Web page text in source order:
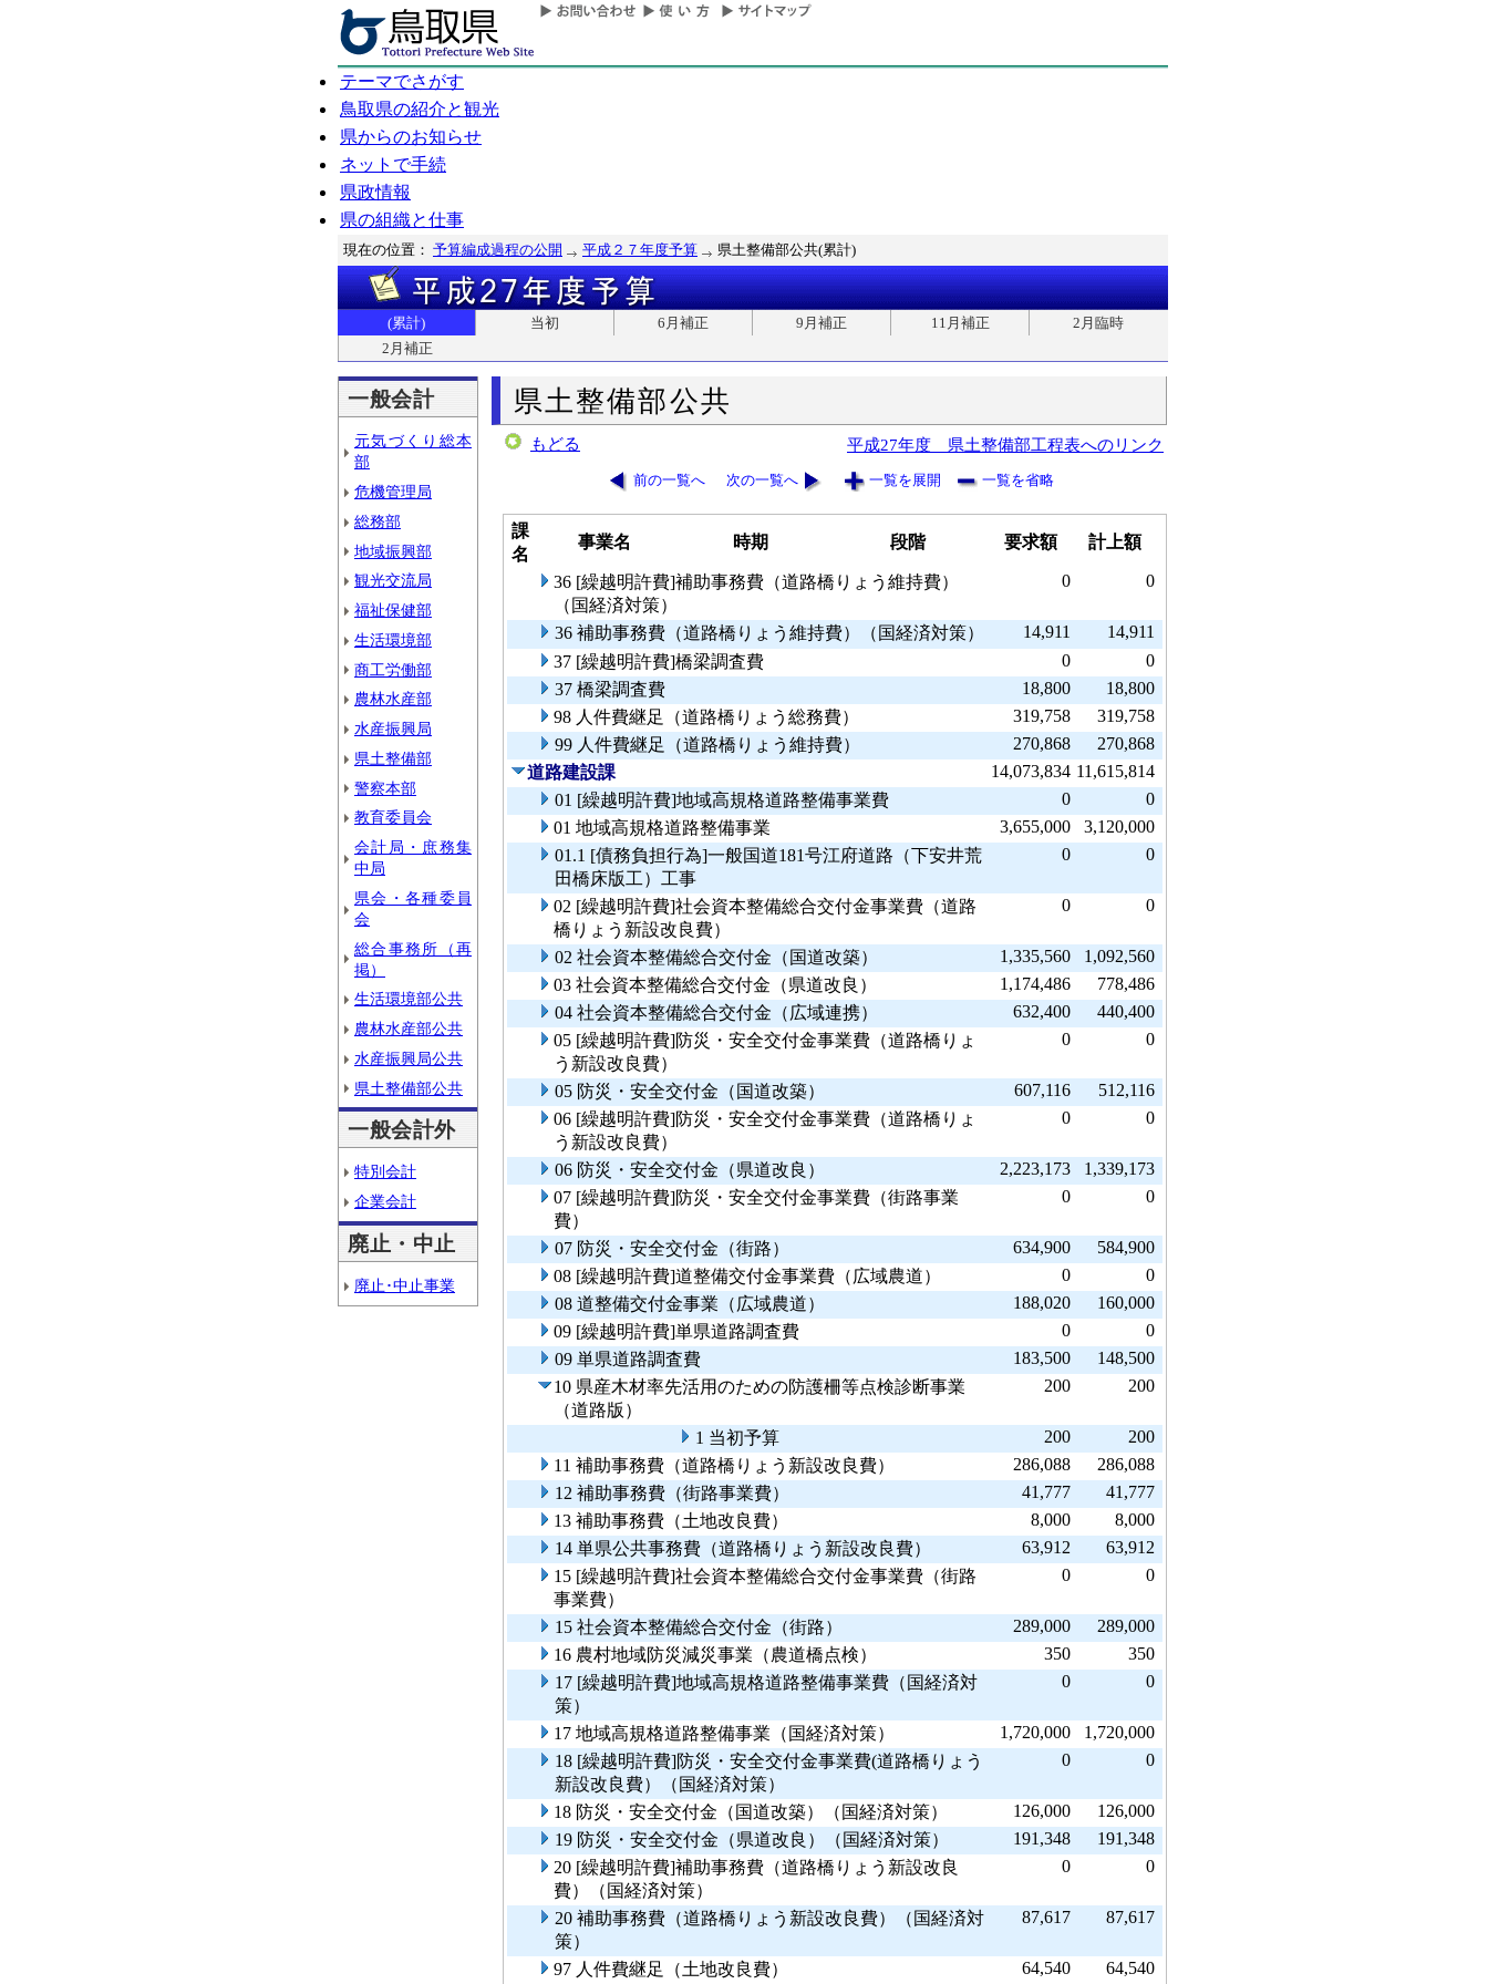
テーマでさがす
鳥取県の紹介と観光
県からのお知らせ
ネットで手続
県政情報
県の組織と仕事
現在の位置： 予算編成過程の公開 平成２７年度予算 県土整備部公共(累計)
(累計) 当初 6月補正 9月補正 11月補正
2月臨時
2月補正
一般会計
元気づくり総本
部
危機管理局
総務部
地域振興部
観光交流局
福祉保健部
生活環境部
商工労働部
農林水産部
水産振興局
県土整備部
警察本部
教育委員会
会計局・庶務集
中局
県会・各種委員
会
総合事務所（再
掲）
生活環境部公共
農林水産部公共
水産振興局公共
県土整備部公共
一般会計外
特別会計
企業会計
廃止・中止
廃止･中止事業
県土整備部公共
もどる 平成27年度 県土整備部工程表へのリンク
前の一覧へ 次の一覧へ 一覧を展開 一覧を省略
課
名
事業名 時期 段階 要求額 計上額
36 [繰越明許費]補助事務費（道路橋りょう維持費）
（国経済対策）
0 0
36 補助事務費（道路橋りょう維持費）（国経済対策） 14,911
14,911
37 [繰越明許費]橋梁調査費
0
0
37 橋梁調査費
18,800
18,800
98 人件費継足（道路橋りょう総務費）
319,758
319,758
99 人件費継足（道路橋りょう維持費）
270,868
270,868
道路建設課
14,073,834 11,615,814
01 [繰越明許費]地域高規格道路整備事業費
0
0
01 地域高規格道路整備事業
3,655,000
3,120,000
01.1 [債務負担行為]一般国道181号江府道路（下安井荒
田橋床版工）工事
0 0
02 [繰越明許費]社会資本整備総合交付金事業費（道路
橋りょう新設改良費）
0 0
02 社会資本整備総合交付金（国道改築） 1,335,560
1,092,560
03 社会資本整備総合交付金（県道改良）
1,174,486
778,486
04 社会資本整備総合交付金（広域連携）
632,400
440,400
05 [繰越明許費]防災・安全交付金事業費（道路橋りょ
う新設改良費）
0 0
05 防災・安全交付金（国道改築） 607,116
512,116
06 [繰越明許費]防災・安全交付金事業費（道路橋りょ
う新設改良費）
0 0
06 防災・安全交付金（県道改良） 2,223,173
1,339,173
07 [繰越明許費]防災・安全交付金事業費（街路事業
費）
0 0
07 防災・安全交付金（街路） 634,900
584,900
08 [繰越明許費]道整備交付金事業費（広域農道）
0
0
08 道整備交付金事業（広域農道）
188,020
160,000
09 [繰越明許費]単県道路調査費
0
0
09 単県道路調査費
183,500
148,500
10 県産木材率先活用のための防護柵等点検診断事業
（道路版）
200 200
1 当初予算 200
200
11 補助事務費（道路橋りょう新設改良費）
286,088
286,088
12 補助事務費（街路事業費）
41,777
41,777
13 補助事務費（土地改良費）
8,000
8,000
14 単県公共事務費（道路橋りょう新設改良費）
63,912
63,912
15 [繰越明許費]社会資本整備総合交付金事業費（街路
事業費）
0 0
15 社会資本整備総合交付金（街路） 289,000
289,000
16 農村地域防災減災事業（農道橋点検）
350
350
17 [繰越明許費]地域高規格道路整備事業費（国経済対
策）
0 0
17 地域高規格道路整備事業（国経済対策） 1,720,000
1,720,000
18 [繰越明許費]防災・安全交付金事業費(道路橋りょう
新設改良費）（国経済対策）
0 0
18 防災・安全交付金（国道改築）（国経済対策） 126,000
126,000
19 防災・安全交付金（県道改良）（国経済対策）
191,348
191,348
20 [繰越明許費]補助事務費（道路橋りょう新設改良
費）（国経済対策）
0 0
20 補助事務費（道路橋りょう新設改良費）（国経済対
策）
87,617 87,617
97 人件費継足（土地改良費） 64,540 64,540